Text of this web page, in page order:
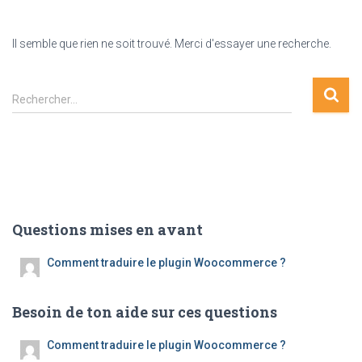
Il semble que rien ne soit trouvé. Merci d'essayer une recherche.
Rechercher :
Rechercher…
Questions mises en avant
Comment traduire le plugin Woocommerce ?
Besoin de ton aide sur ces questions
Comment traduire le plugin Woocommerce ?